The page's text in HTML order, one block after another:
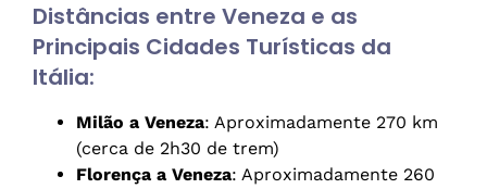
Distâncias entre Veneza e as
Principais Cidades Turísticas da
Itália:
Milão a Veneza: Aproximadamente 270 km
(cerca de 2h30 de trem)
Florença a Veneza: Aproximadamente 260